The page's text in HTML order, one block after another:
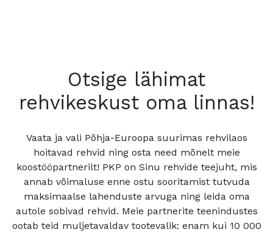
Otsige lähimat
rehvikeskust oma linnas!
Vaata ja vali Põhja-Euroopa suurimas rehvilaos
hoitavad rehvid ning osta need mõnelt meie
koostööpartnerilt! PKP on Sinu rehvide teejuht, mis
annab võimaluse enne ostu sooritamist tutvuda
maksimaalse lahenduste arvuga ning leida oma
autole sobivad rehvid. Meie partnerite teenindustes
ootab teid muljetavaldav tootevalik: enam kui 10 000